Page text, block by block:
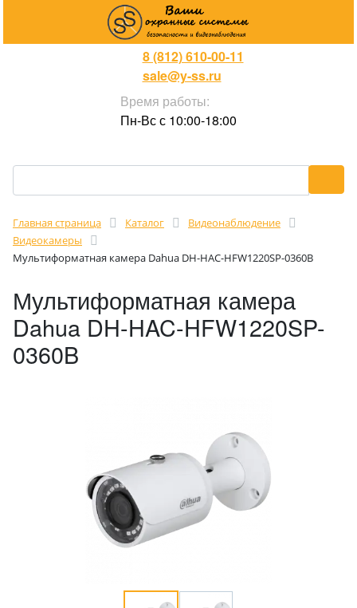
8 (812) 610-00-11
sale@y-ss.ru
Время работы:
Пн-Вс с 10:00-18:00
Главная страница Каталог
Видеонаблюдение
Видеокамеры
Мультиформатная камера Dahua DH-HAC-HFW1220SP-0360B
Мультиформатная камера
Dahua DH-HAC-HFW1220SP-
0360B